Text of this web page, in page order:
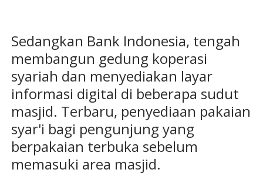
Sedangkan Bank Indonesia, tengah
membangun gedung koperasi
syariah dan menyediakan layar
informasi digital di beberapa sudut
masjid. Terbaru, penyediaan pakaian
syar'i bagi pengunjung yang
berpakaian terbuka sebelum
memasuki area masjid.